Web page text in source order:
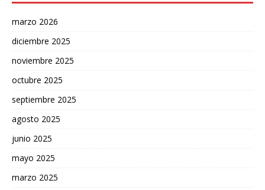
marzo 2026
diciembre 2025
noviembre 2025
octubre 2025
septiembre 2025
agosto 2025
junio 2025
mayo 2025
marzo 2025